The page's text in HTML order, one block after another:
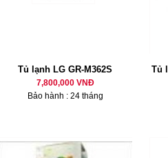
Tủ lạnh LG GR-M362S
7,800,000 VNĐ
Bảo hành : 24 tháng
Tủ